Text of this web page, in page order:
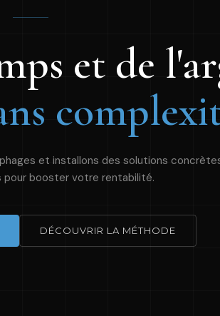
et de
et installons des solutions
pour booster votre rentabilité.
DÉCOUVRIR LA MÉTHODE